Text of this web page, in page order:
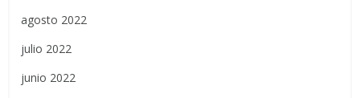
agosto 2022
julio 2022
junio 2022